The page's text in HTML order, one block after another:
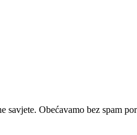
savjete. Obećavamo bez spam